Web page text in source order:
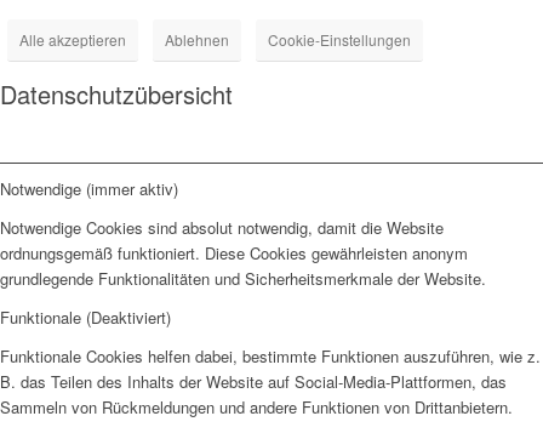
Alle akzeptieren Ablehnen Cookie-Einstellungen
Datenschutzübersicht
Notwendige (immer aktiv)
Notwendige Cookies sind absolut notwendig, damit die Website
ordnungsgemäß funktioniert. Diese Cookies gewährleisten anonym
grundlegende Funktionalitäten und Sicherheitsmerkmale der Website.
Funktionale (Deaktiviert)
Funktionale Cookies helfen dabei, bestimmte Funktionen auszuführen, wie z.
B. das Teilen des Inhalts der Website auf Social-Media-Plattformen, das
Sammeln von Rückmeldungen und andere Funktionen von Drittanbietern.